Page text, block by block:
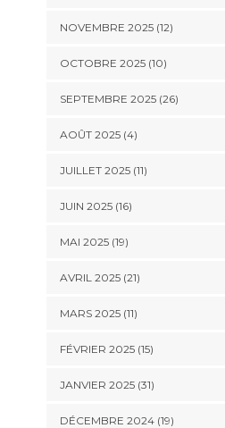
NOVEMBRE 2025 (12)
OCTOBRE 2025 (10)
SEPTEMBRE 2025 (26)
AOÛT 2025 (4)
JUILLET 2025 (11)
JUIN 2025 (16)
MAI 2025 (19)
AVRIL 2025 (21)
MARS 2025 (11)
FÉVRIER 2025 (15)
JANVIER 2025 (31)
DÉCEMBRE 2024 (19)